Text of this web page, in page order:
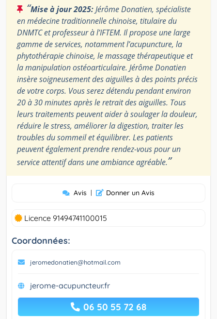
“Mise à jour 2025:Jérôme Donatien, spécialiste
en médecine traditionnelle chinoise, titulaire du
DNMTC et professeur à l’IFTEM. Il propose une large
gamme de services, notamment l’acupuncture, la
phytothérapie chinoise, le massage thérapeutique et
la manipulation ostéoarticulaire. Jérôme Donatien
insère soigneusement des aiguilles à des points précis
de votre corps. Vous serez détendu pendant environ
20 à 30 minutes après le retrait des aiguilles. Tous
leurs traitements peuvent aider à soulager la douleur,
réduire le stress, améliorer la digestion, traiter les
troubles du sommeil et équilibrer. Les patients
peuvent également prendre rendez-vous pour un
service attentif dans une ambiance agréable.”
Avis | Donner un Avis
Licence 91494741100015
Coordonnées:
jeromedonatien@hotmail.com
jerome-acupuncteur.fr
06 50 55 72 68